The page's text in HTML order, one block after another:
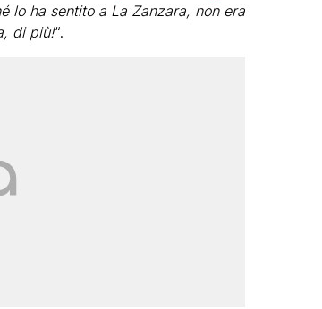
lo ha sentito a La Zanzara, non era
di più!“.